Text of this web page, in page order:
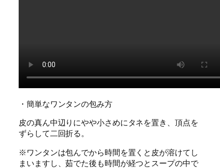
・簡単なワンタンの包み方
皮の真ん中辺りにやや小さめにタネを置き、頂点を
ずらして二回折る。
※ワンタンは包んでから時間を置くと皮が溶けてし
まいますし、茹でた後も時間が経つとスープの中で